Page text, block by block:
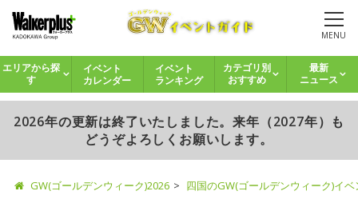
MENU
エリアから探
す
イベント
カレンダー
イベント
ランキング
カテゴリ別
おすすめ
最新
ニュース
2026年の更新は終了いたしました。来年（2027年）も
どうぞよろしくお願いします。
GW(ゴールデンウィーク)2026 四国のGW(ゴールデンウィーク)イ